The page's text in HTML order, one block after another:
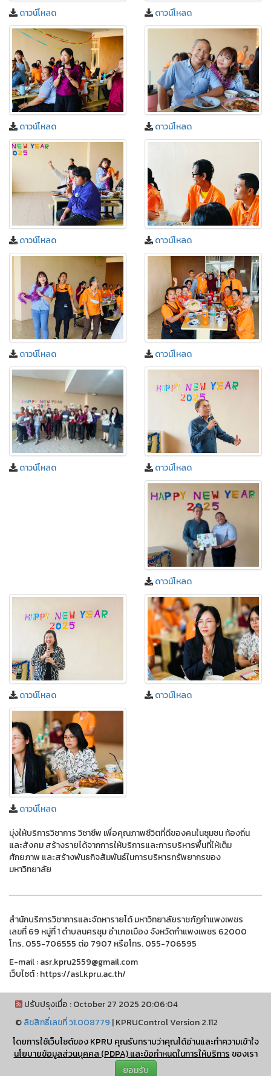
ดาวน์โหลด ดาวน์โหลด
ดาวน์โหลด ดาวน์โหลด
ดาวน์โหลด ดาวน์โหลด
ดาวน์โหลด ดาวน์โหลด
ดาวน์โหลด ดาวน์โหลด
ดาวน์โหลด
ดาวน์โหลด ดาวน์โหลด
ดาวน์โหลด
โดยการใช้เว็บไซต์ของ KPRU คุณรับทราบว่าคุณได้อ่านและทำความเข้าใจ
นโยบายข้อมูลส่วนบุคคล (PDPA) และข้อกำหนดในการให้บริการ ของเรา
ยอมรับ
มุ่งให้บริการวิชาการ วิชาชีพ เพื่อคุณภาพชีวิตที่ดีของคนในชุมชน ท้องถิ่น
และสังคม สร้างรายได้จากการให้บริการและการบริหารพื้นที่ให้เต็ม
ศักยภาพ และสร้างพันธกิจสัมพันธ์ในการบริหารทรัพยากรของ
มหาวิทยาลัย
สำนักบริการวิชาการและจัดหารายได้ มหาวิทยาลัยราชภัฏกำแพงเพชร
เลขที่ 69 หมู่ที่ 1 ตำบลนครชุม อำเภอเมือง จังหวัดกำแพงเพชร 62000
โทร. 055-706555 ต่อ 7907 หรือโทร. 055-706595
E-mail : asr.kpru2559@gmail.com
เว็บไซต์ : https://asl.kpru.ac.th/
ปรับปรุงเมื่อ : October 27 2025 20:06:04
©ลิขสิทธิ์เลขที่ ว1.008779 |KPRUControl Version 2.112
ผู้เข้าชมทั้งหมด 2,103,898